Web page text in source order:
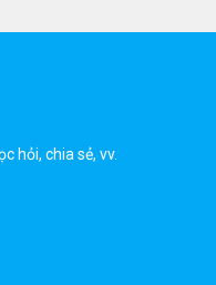
hỏi, chia sẻ, vv.